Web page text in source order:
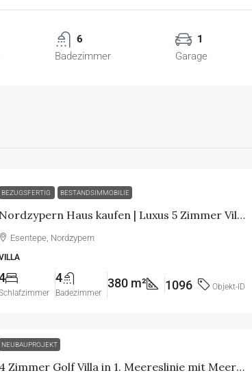
6
Badezimmer
1
Garage
BEZUGSFERTIG BESTANDSIMMOBILIE
Nordzypern Haus kaufen | Luxus 5 Zimmer Villa in 1. Meereslinie mit Meerblick
Esentepe, Nordzypern
4
Badezimmer
380 m² 1096 Objekt-ID
NEUBAUPROJEKT
4 Zimmer Golf Villa in 1. Meereslinie mit Meerblick – Immobilien auf Nordzypern